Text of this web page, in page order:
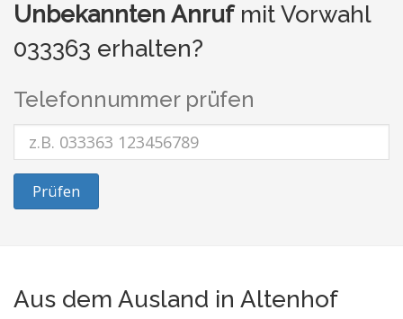
Unbekannten Anrufmit Vorwahl
033363 erhalten?
Telefonnummer prüfen
Prüfen
Aus dem Ausland in Altenhof